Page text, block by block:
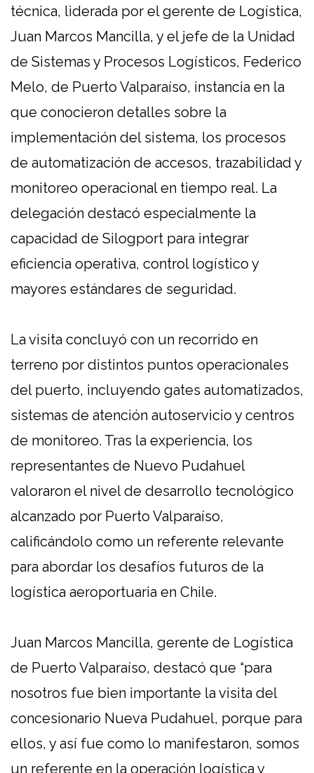
técnica, liderada por el gerente de Logística,
Juan Marcos Mancilla, y el jefe de la Unidad
de Sistemas y Procesos Logísticos, Federico
Melo, de Puerto Valparaíso, instancia en la
que conocieron detalles sobre la
implementación del sistema, los procesos
de automatización de accesos, trazabilidad y
monitoreo operacional en tiempo real. La
delegación destacó especialmente la
capacidad de Silogport para integrar
eficiencia operativa, control logístico y
mayores estándares de seguridad.
La visita concluyó con un recorrido en
terreno por distintos puntos operacionales
del puerto, incluyendo gates automatizados,
sistemas de atención autoservicio y centros
de monitoreo. Tras la experiencia, los
representantes de Nuevo Pudahuel
valoraron el nivel de desarrollo tecnológico
alcanzado por Puerto Valparaíso,
calificándolo como un referente relevante
para abordar los desafíos futuros de la
logística aeroportuaria en Chile.
Juan Marcos Mancilla, gerente de Logística
de Puerto Valparaíso, destacó que “para
nosotros fue bien importante la visita del
concesionario Nueva Pudahuel, porque para
ellos, y así fue como lo manifestaron, somos
un referente en la operación logística y